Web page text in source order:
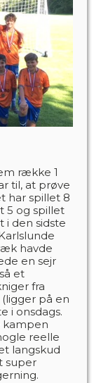
række 1
til, at prøve
har spillet 8
5 og spillet
i den sidste
havde
en sejr
et
fra
på en
i onsdags.
kampen
reelle
langskud
super